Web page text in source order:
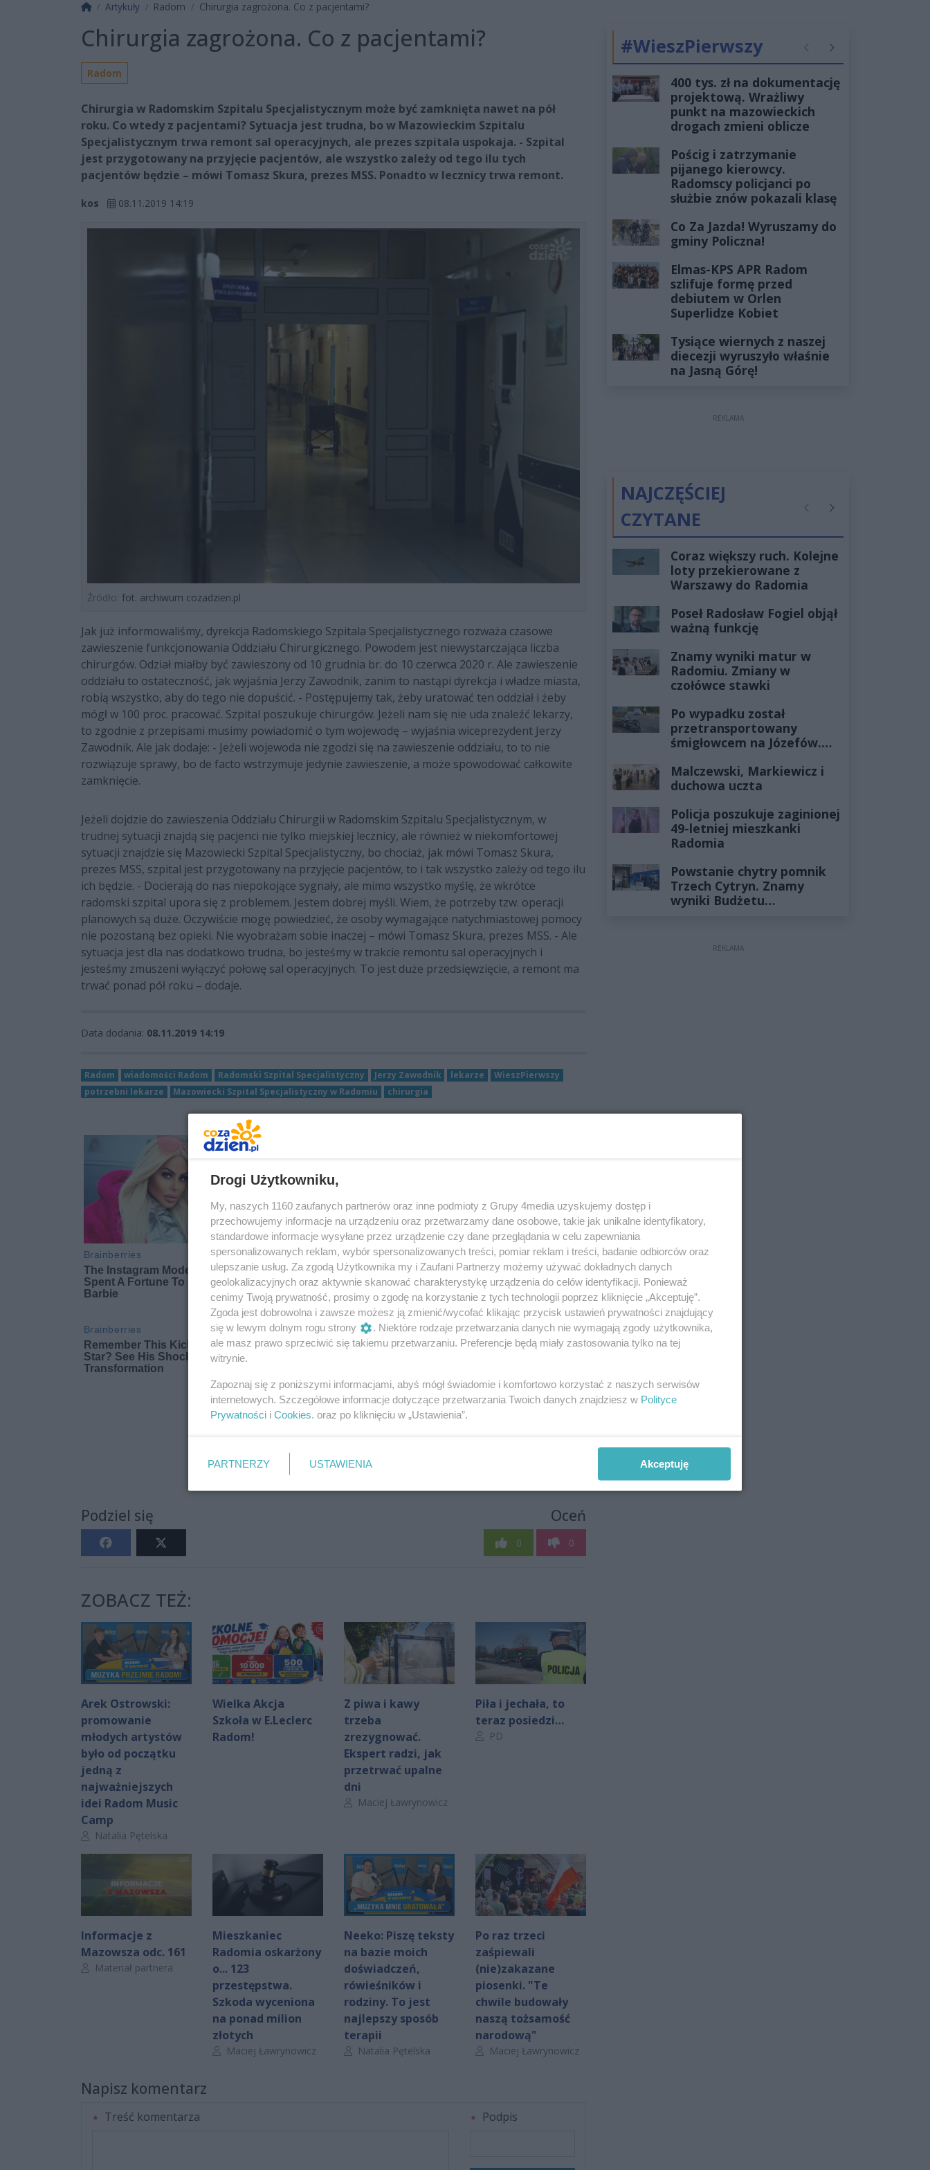
Strona główna
Artykuły Radom Chirurgia zagrożona. Co z pacjentami?
Chirurgia zagrożona. Co z pacjentami?
Radom
Chirurgia w Radomskim Szpitalu Specjalistycznym może być zamknięta nawet na pół
roku. Co wtedy z pacjentami? Sytuacja jest trudna, bo w Mazowieckim Szpitalu
Specjalistycznym trwa remont sal operacyjnych, ale prezes szpitala uspokaja. - Szpital
jest przygotowany na przyjęcie pacjentów, ale wszystko zależy od tego ilu tych
pacjentów będzie – mówi Tomasz Skura, prezes MSS. Ponadto w lecznicy trwa remont.
kos 08.11.2019 14:19
Źródło: fot. archiwum cozadzien.pl
Jak już informowaliśmy, dyrekcja Radomskiego Szpitala Specjalistycznego rozważa czasowe
zawieszenie funkcjonowania Oddziału Chirurgicznego. Powodem jest niewystarczająca liczba
chirurgów. Odział miałby być zawieszony od 10 grudnia br. do 10 czerwca 2020 r. Ale zawieszenie
oddziału to ostateczność, jak wyjaśnia Jerzy Zawodnik, zanim to nastąpi dyrekcja i władze miasta,
robią wszystko, aby do tego nie dopuścić. - Postępujemy tak, żeby uratować ten oddział i żeby
mógł w 100 proc. pracować. Szpital poszukuje chirurgów. Jeżeli nam się nie uda znaleźć lekarzy,
to zgodnie z przepisami musimy powiadomić o tym wojewodę – wyjaśnia wiceprezydent Jerzy
Zawodnik. Ale jak dodaje: - Jeżeli wojewoda nie zgodzi się na zawieszenie oddziału, to to nie
rozwiązuje sprawy, bo de facto wstrzymuje jedynie zawieszenie, a może spowodować całkowite
zamknięcie.
Jeżeli dojdzie do zawieszenia Oddziału Chirurgii w Radomskim Szpitalu Specjalistycznym, w
trudnej sytuacji znajdą się pacjenci nie tylko miejskiej lecznicy, ale również w niekomfortowej
sytuacji znajdzie się Mazowiecki Szpital Specjalistyczny, bo chociaż, jak mówi Tomasz Skura,
prezes MSS, szpital jest przygotowany na przyjęcie pacjentów, to i tak wszystko zależy od tego ilu
ich będzie. - Docierają do nas niepokojące sygnały, ale mimo wszystko myślę, że wkrótce
radomski szpital upora się z problemem. Jestem dobrej myśli. Wiem, że potrzeby tzw. operacji
planowych są duże. Oczywiście mogę powiedzieć, że osoby wymagające natychmiastowej pomocy
nie pozostaną bez opieki. Nie wyobrażam sobie inaczej – mówi Tomasz Skura, prezes MSS. - Ale
sytuacja jest dla nas dodatkowo trudna, bo jesteśmy w trakcie remontu sal operacyjnych i
jesteśmy zmuszeni wyłączyć połowę sal operacyjnych. To jest duże przedsięwzięcie, a remont ma
trwać ponad pół roku – dodaje.
Data dodania: 08.11.2019 14:19
Radom wiadomości Radom Radomski Szpital Specjalistyczny Jerzy Zawodnik lekarze
WieszPierwszy
potrzebni lekarze
Mazowiecki Szpital Specjalistyczny w Radomiu chirurgia
Podziel się Oceń
0 0
ZOBACZ TEŻ:
Arek Ostrowski:
promowanie
młodych artystów
było od początku
jedną z
najważniejszych
idei Radom Music
Camp
Autor artykułu:
Natalia Pętelska
Wielka Akcja
Szkoła w E.Leclerc
Radom!
Z piwa i kawy
trzeba
zrezygnować.
Ekspert radzi, jak
przetrwać upalne
dni
Autor artykułu:
Maciej Ławrynowicz
Piła i jechała, to
teraz posiedzi…
Autor artykułu:
PD
Informacje z
Mazowsza odc. 161
Autor artykułu:
Materiał partnera
Mieszkaniec
Radomia oskarżony
o... 123
przestępstwa.
Szkoda wyceniona
na ponad milion
złotych
Autor artykułu:
Maciej Ławrynowicz
Neeko: Piszę teksty
na bazie moich
doświadczeń,
rówieśników i
rodziny. To jest
najlepszy sposób
terapii
Autor artykułu:
Natalia Pętelska
Po raz trzeci
zaśpiewali
(nie)zakazane
piosenki. "Te
chwile budowały
naszą tożsamość
narodową"
Autor artykułu:
Maciej Ławrynowicz
Napisz komentarz
Treść komentarza Podpis
#WieszPierwszy PoprzednieNastępne
400 tys. zł na dokumentację
projektową. Wrażliwy
punkt na mazowieckich
drogach zmieni oblicze
Pościg i zatrzymanie
pijanego kierowcy.
Radomscy policjanci po
służbie znów pokazali klasę
Co Za Jazda! Wyruszamy do
gminy Policzna!
Elmas-KPS APR Radom
szlifuje formę przed
debiutem w Orlen
Superlidze Kobiet
Tysiące wiernych z naszej
diecezji wyruszyło właśnie
na Jasną Górę!
REKLAMA
NAJCZĘŚCIEJ
CZYTANE
PoprzednieNastępne
Coraz większy ruch. Kolejne
loty przekierowane z
Warszawy do Radomia
Poseł Radosław Fogiel objął
ważną funkcję
Znamy wyniki matur w
Radomiu. Zmiany w
czołówce stawki
Po wypadku został
przetransportowany
śmigłowcem na Józefów.
żyłach
Malczewski, Markiewicz i
duchowa uczta
Policja poszukuje zaginionej
49-letniej mieszkanki
Radomia
Powstanie chytry pomnik
Trzech Cytryn. Znamy
wyniki Budżetu
REKLAMA
Drogi Użytkowniku,
My, naszych 1160 zaufanych partnerów oraz inne podmioty z Grupy 4media uzyskujemy dostęp i
przechowujemy informacje na urządzeniu oraz przetwarzamy dane osobowe, takie jak unikalne identyfikatory,
standardowe informacje wysyłane przez urządzenie czy dane przeglądania w celu zapewniania
spersonalizowanych reklam, wybór spersonalizowanych treści, pomiar reklam i treści, badanie odbiorców oraz
ulepszanie usług. Za zgodą Użytkownika my i Zaufani Partnerzy możemy używać dokładnych danych
geolokalizacyjnych oraz aktywnie skanować charakterystykę urządzenia do celów identyfikacji. Ponieważ
cenimy Twoją prywatność, prosimy o zgodę na korzystanie z tych technologii poprzez kliknięcie „Akceptuję”.
Zgoda jest dobrowolna i zawsze możesz ją zmienić/wycofać klikając przycisk ustawień prywatności znajdujący
się w lewym dolnym rogu strony
. Niektóre rodzaje przetwarzania danych nie wymagają zgody użytkownika,
ale masz prawo sprzeciwić się takiemu przetwarzaniu. Preferencje będą miały zastosowania tylko na tej
witrynie.
Zapoznaj się z poniższymi informacjami, abyś mógł świadomie i komfortowo korzystać z naszych serwisów
internetowych. Szczegółowe informacje dotyczące przetwarzania Twoich danych znajdziesz w Polityce
Prywatności i Cookies. oraz po kliknięciu w „Ustawienia”.
PARTNERZY USTAWIENIA Akceptuję